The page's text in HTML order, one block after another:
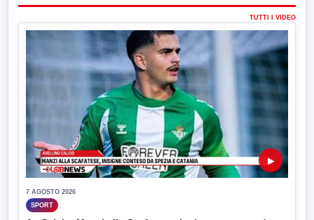
TUTTI I VIDEO
▶
7 AGOSTO 2026
SPORT